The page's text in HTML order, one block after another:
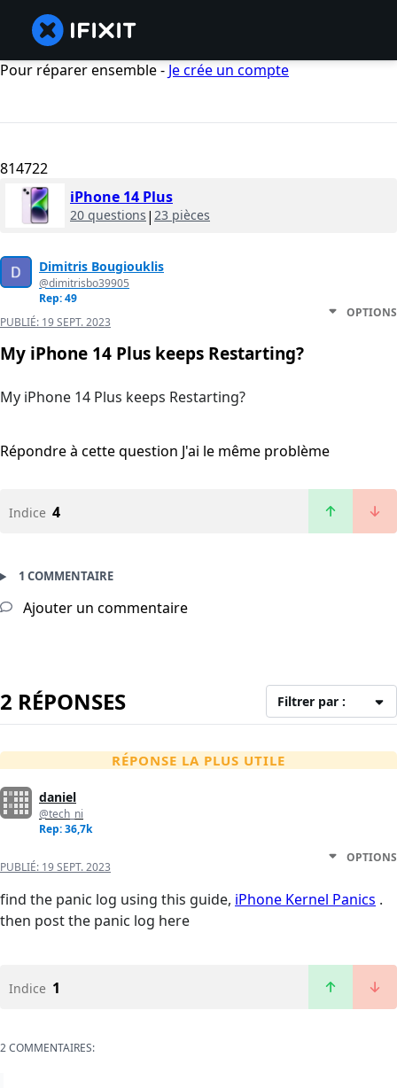
Pour réparer ensemble - Je crée un compte
814722
iPhone 14 Plus
20 questions | 23 pièces
Dimitris Bougiouklis
@dimitrisbo39905
Rep: 49
PUBLIÉ: 19 SEPT. 2023
OPTIONS
My iPhone 14 Plus keeps Restarting?
My iPhone 14 Plus keeps Restarting?
Répondre à cette question J'ai le même problème
Indice 4
1 COMMENTAIRE
Ajouter un commentaire
2 RÉPONSES Filtrer par :
RÉPONSE LA PLUS UTILE
daniel
@tech_ni
Rep: 36,7k
PUBLIÉ: 19 SEPT. 2023
OPTIONS
find the panic log using this guide, iPhone Kernel Panics .
then post the panic log here
Indice 1
2 COMMENTAIRES: